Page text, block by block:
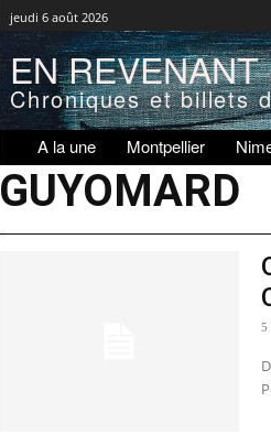
jeudi 6 août 2026
EN
Chroniques et billets
A la une Montpellier
GUYOMARD
5